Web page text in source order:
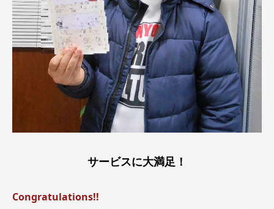
サービスに大満足！
Congratulations!!